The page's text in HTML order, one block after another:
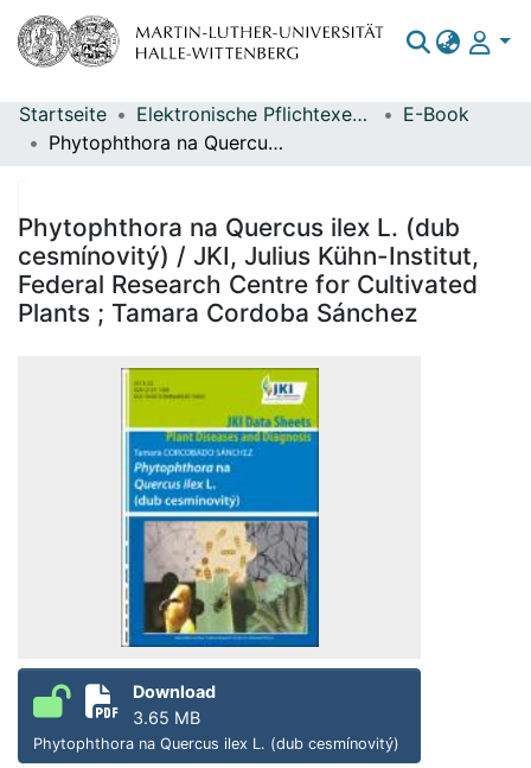
Bereiche & Sammlungen
Statistiken
Startseite Elektronische Pflichtexemplare
E-Book
Phytophthora na Quercus ilex L. (dub cesmínovitý) / JKI, Julius Kühn-Institut, Federal Research Centre for Cultivated Plants ; Tamara Cordoba Sánchez
Phytophthora na Quercus ilex L. (dub
cesmínovitý) / JKI, Julius Kühn-Institut,
Federal Research Centre for Cultivated
Plants ; Tamara Cordoba Sánchez
Download
3.65 MB
Phytophthora na Quercus ilex L. (dub cesmínovitý)